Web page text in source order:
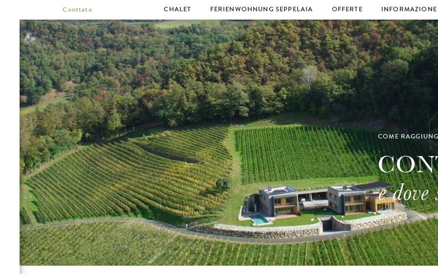
Conttato CHALET
Relax
Prezzi
Prenota
FERIENWOHNUNG SEPPELAIA
Prenota
OFFERTE INFORMAZIONE
Scoperte
Posizione e
Impressioni
COME
e dove